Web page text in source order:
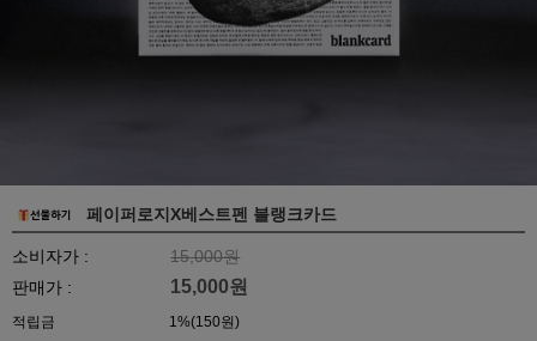
페이퍼로지X베스트펜 블랭크카드
소비자가 :
15,000원
판매가 :
15,000원
적립금 1%(150원)